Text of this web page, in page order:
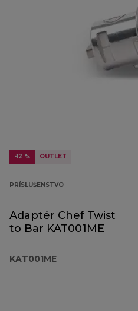
-12 % OUTLET
PRÍSLUŠENSTVO
Adaptér Chef Twist
to Bar KAT001ME
KAT001ME